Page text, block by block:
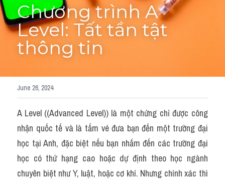
Adj
Idiom
Khác
Từ vựng theo topic
Từ vựng theo Topic
Vocabulary - Grammar
Grammar
Collocation
Chương trình A
Level: Tất tần tật
thông tin
June 26, 2024
A Level ((Advanced Level)) là một chứng chỉ được công
nhận quốc tế và là tấm vé đưa bạn đến một trường đại
học tại Anh, đặc biệt nếu bạn nhắm đến các trường đại
học có thứ hạng cao hoặc dự định theo học ngành
chuyên biệt như Y, luật, hoặc cơ khí. Nhưng chính xác thì